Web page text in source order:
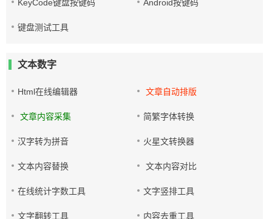
KeyCode键盘按键码 Android按键码
键盘测试工具
文本数字
Html在线编辑器 文章自动排版
文章内容采集 简繁字体转换
汉字转为拼音 火星文转换器
文本内容替换 文本内容对比
在线统计字数工具 文字竖排工具
文字翻转工具 内容去重工具